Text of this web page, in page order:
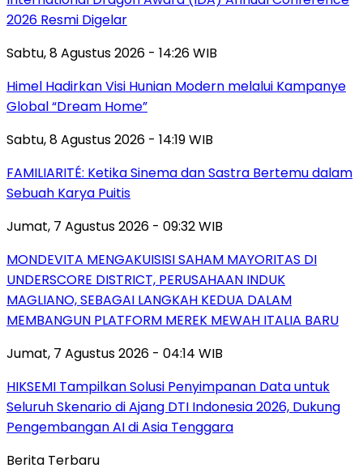
2026 Resmi Digelar
Sabtu, 8 Agustus 2026 - 14:26 WIB
Himel Hadirkan Visi Hunian Modern melalui Kampanye
Global “Dream Home”
Sabtu, 8 Agustus 2026 - 14:19 WIB
FAMILIARITÉ: Ketika Sinema dan Sastra Bertemu dalam
Sebuah Karya Puitis
Jumat, 7 Agustus 2026 - 09:32 WIB
MONDEVITA MENGAKUISISI SAHAM MAYORITAS DI
UNDERSCORE DISTRICT, PERUSAHAAN INDUK
MAGLIANO, SEBAGAI LANGKAH KEDUA DALAM
MEMBANGUN PLATFORM MEREK MEWAH ITALIA BARU
Jumat, 7 Agustus 2026 - 04:14 WIB
HIKSEMI Tampilkan Solusi Penyimpanan Data untuk
Seluruh Skenario di Ajang DTI Indonesia 2026, Dukung
Pengembangan AI di Asia Tenggara
Berita Terbaru